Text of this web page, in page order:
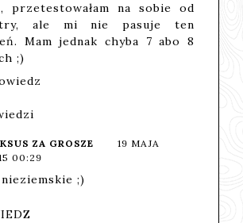
przetestowałam na sobie od
ale mi nie pasuje ten
Mam jednak chyba 7 abo 8
;)
ZA GROSZE
19 MAJA
00:29
nieziemskie ;)